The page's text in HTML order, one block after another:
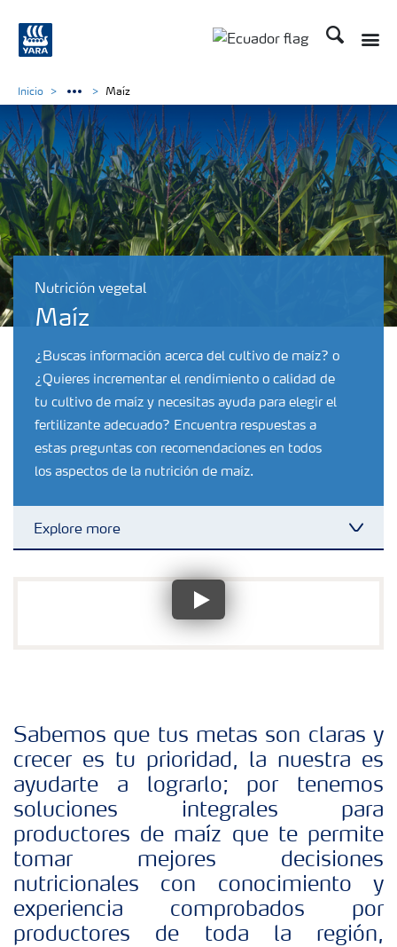
Buscar
Nutrición vegetal
Maíz
¿Buscas información acerca del cultivo de maíz? o
¿Quieres incrementar el rendimiento o calidad de
tu cultivo de maíz y necesitas ayuda para elegir el
fertilizante adecuado? Encuentra respuestas a
estas preguntas con recomendaciones en todos
los aspectos de la nutrición de maíz.
Explore more
Red de Distribuidores Ecuador
Deficiencias
Inicio Maíz
Sabemos que tus metas son claras y
crecer es tu prioridad, la nuestra es
ayudarte a lograrlo; por tenemos
soluciones integrales para
productores de maíz que te permite
tomar mejores decisiones
nutricionales con conocimiento y
experiencia comprobados por
productores de toda la región,